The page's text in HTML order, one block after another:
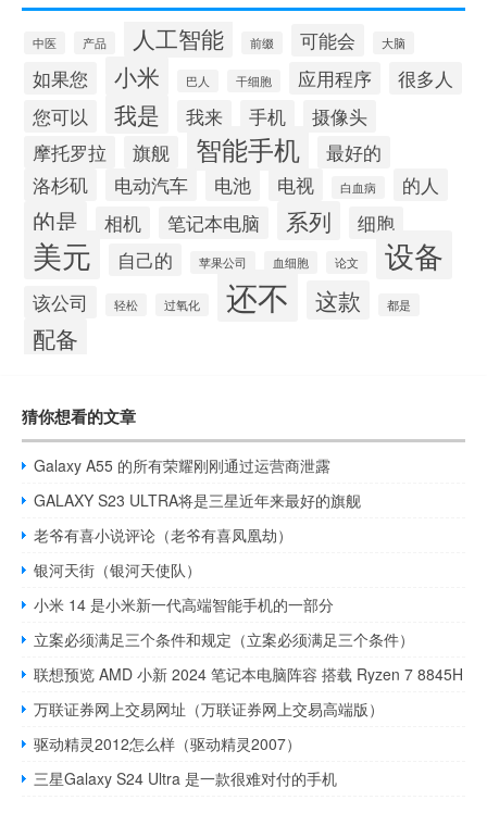
中医 产品 人工智能 前缀 可能会 大脑
如果您 小米 巴人 干细胞 应用程序
很多人
您可以
我是 我来 手机
摄像头
摩托罗拉
旗舰 智能手机
最好的
洛杉矶
电动汽车 电池 电视 白血病 的人
的是 相机 笔记本电脑 系列 细胞
美元 自己的 苹果公司 血细胞 论文 设备
该公司 轻松 过氧化 还不 这款 都是
配备
猜你想看的文章
Galaxy A55 的所有荣耀刚刚通过运营商泄露
GALAXY S23 ULTRA将是三星近年来最好的旗舰
老爷有喜小说评论（老爷有喜凤凰劫）
银河天街（银河天使队）
小米 14 是小米新一代高端智能手机的一部分
立案必须满足三个条件和规定（立案必须满足三个条件）
联想预览 AMD 小新 2024 笔记本电脑阵容 搭载 Ryzen 7 8845H
万联证券网上交易网址（万联证券网上交易高端版）
驱动精灵2012怎么样（驱动精灵2007）
三星Galaxy S24 Ultra 是一款很难对付的手机